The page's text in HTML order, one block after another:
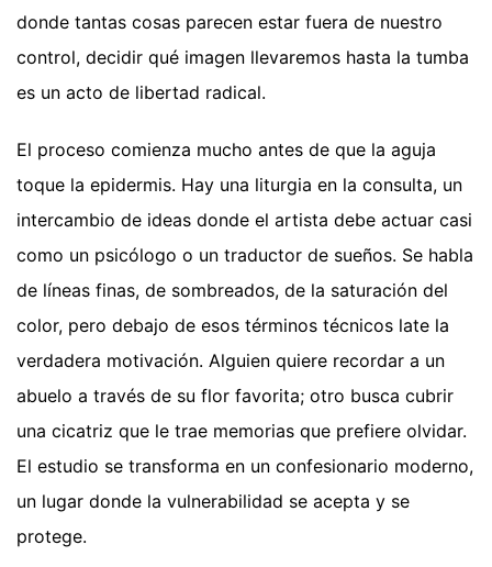
donde tantas cosas parecen estar fuera de nuestro
control, decidir qué imagen llevaremos hasta la tumba
es un acto de libertad radical.
El proceso comienza mucho antes de que la aguja
toque la epidermis. Hay una liturgia en la consulta, un
intercambio de ideas donde el artista debe actuar casi
como un psicólogo o un traductor de sueños. Se habla
de líneas finas, de sombreados, de la saturación del
color, pero debajo de esos términos técnicos late la
verdadera motivación. Alguien quiere recordar a un
abuelo a través de su flor favorita; otro busca cubrir
una cicatriz que le trae memorias que prefiere olvidar.
El estudio se transforma en un confesionario moderno,
un lugar donde la vulnerabilidad se acepta y se
protege.